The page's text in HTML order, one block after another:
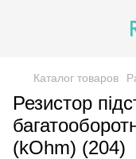
Каталог товаров
Резистор
(kOhm) (204)